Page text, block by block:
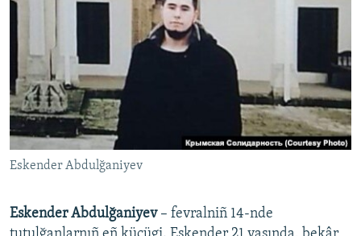
Eskender Abdulğaniyev
Eskender Abdulğaniyev– fevralniñ 14-nde